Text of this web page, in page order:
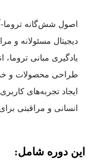
اصول شش‌گانه تروما-
دیجیتال مسئولانه و
یادگیری مبانی تروما،
طراحی محصولات و
ایجاد تجربه‌های
انسانی و مراقبتی
این دوره شامل: